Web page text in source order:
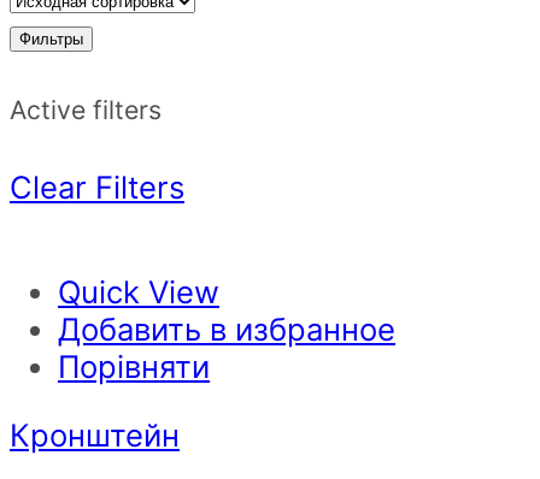
Фильтры
Active filters
Clear Filters
Quick View
Добавить в избранное
Порівняти
Кронштейн